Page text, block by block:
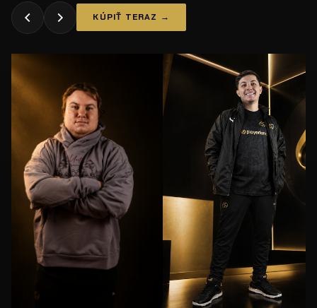
KÚPIŤ TERAZ →